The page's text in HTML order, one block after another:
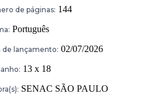
de páginas: 144
Português
de lançamento: 02/07/2026
13 x 18
SENAC SÃO PAULO